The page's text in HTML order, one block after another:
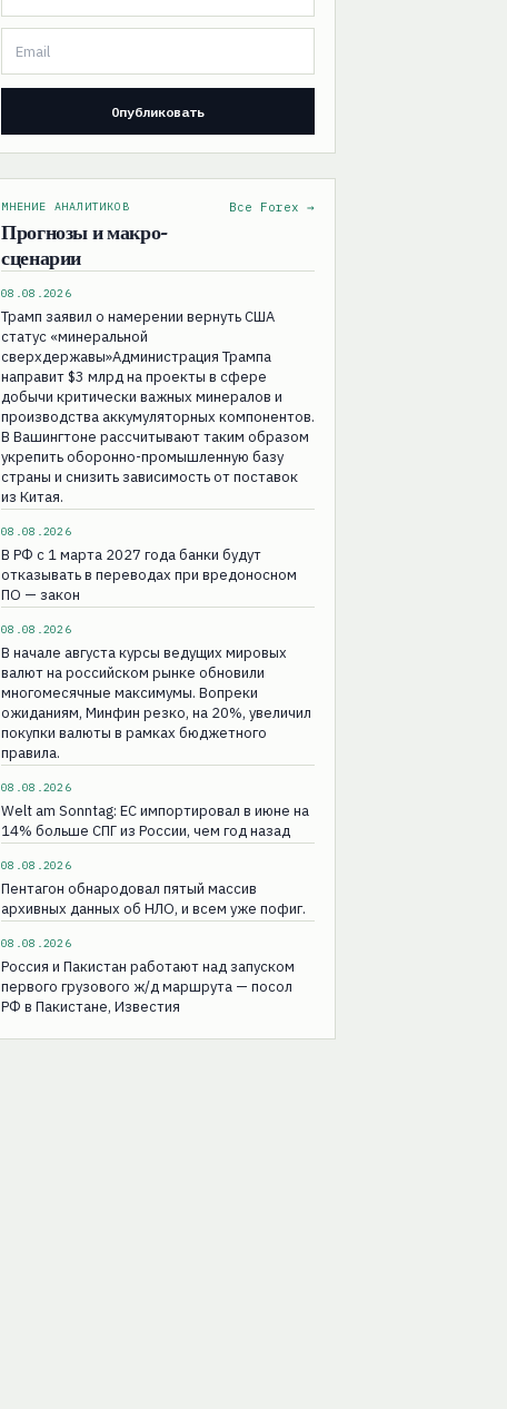
МНЕНИЕ АНАЛИТИКОВ
Прогнозы и макро-
сценарии
Все Forex →
08.08.2026
Трамп заявил о намерении вернуть США
статус «минеральной
сверхдержавы»Администрация Трампа
направит $3 млрд на проекты в сфере
добычи критически важных минералов и
производства аккумуляторных компонентов.
В Вашингтоне рассчитывают таким образом
укрепить оборонно-промышленную базу
страны и снизить зависимость от поставок
из Китая.
08.08.2026
В РФ с 1 марта 2027 года банки будут
отказывать в переводах при вредоносном
ПО — закон
08.08.2026
В начале августа курсы ведущих мировых
валют на российском рынке обновили
многомесячные максимумы. Вопреки
ожиданиям, Минфин резко, на 20%, увеличил
покупки валюты в рамках бюджетного
правила.
08.08.2026
Welt am Sonntag: ЕС импортировал в июне на
14% больше СПГ из России, чем год назад
08.08.2026
Пентагон обнародовал пятый массив
архивных данных об НЛО, и всем уже пофиг.
08.08.2026
Россия и Пакистан работают над запуском
первого грузового ж/д маршрута — посол
РФ в Пакистане, Известия